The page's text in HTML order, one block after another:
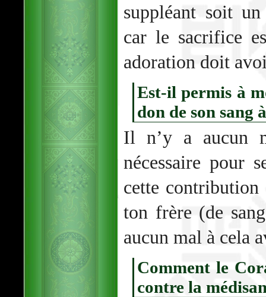
suppléant soit
car le sacrifice
adoration doit
Est-il permis à
don de son sang
Il n’y a aucun
nécessaire pour
cette contribution
ton frère (de
aucun mal à cela
Comment le
contre la